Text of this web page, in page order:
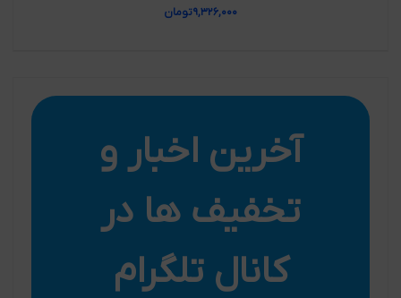
۹,۳۲۶,۰۰۰تومان
آخرین اخبار و
تخفیف ها در
کانال تلگرام